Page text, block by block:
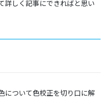
詳しく記事にできればと思い
について色校正を切り口に解